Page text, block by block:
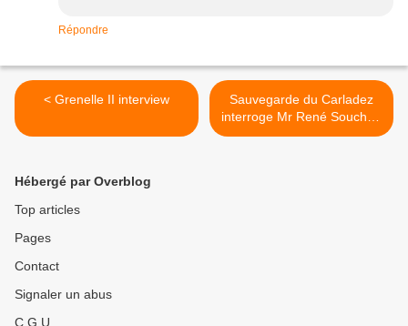
Répondre
< Grenelle II interview
Sauvegarde du Carladez
interroge Mr René Souchon
sur "un chat" internet >
Hébergé par Overblog
Top articles
Pages
Contact
Signaler un abus
C.G.U.